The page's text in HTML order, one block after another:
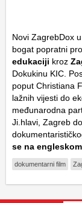
Novi ZagrebDox
bogat popratni
edukaciji kroz
Dokukinu KIC.
poput Christiana
lažnih vijesti do
međunarodna
Ji.hlavi, Zagreb
se na
dokumentarni film